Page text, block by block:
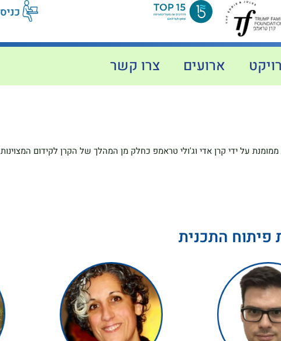
ארועים צרו קשר
על ידי קרן אדי וג'ולי טראמפ כחלק מן המהלך של הקרן לקידום המצוינות
פיתוח התכנית